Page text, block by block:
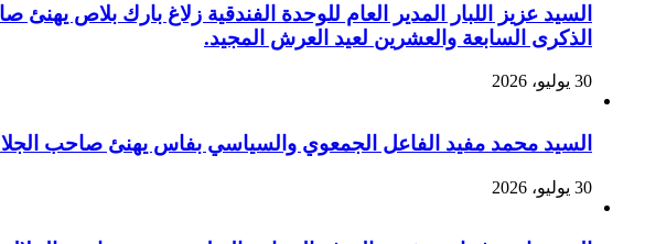
السيد عزيز اللبار المدير العام للوحدة الفندقية زلاغ بارك بلاص
الذكرى السابعة والعشرين لعيد العرش المجيد.
30 يوليو، 2026
السيد محمد مفيد الفاعل الجمعوي والسياسي بفاس يهنئ صاحب الجلالة بمناسبة
30 يوليو، 2026